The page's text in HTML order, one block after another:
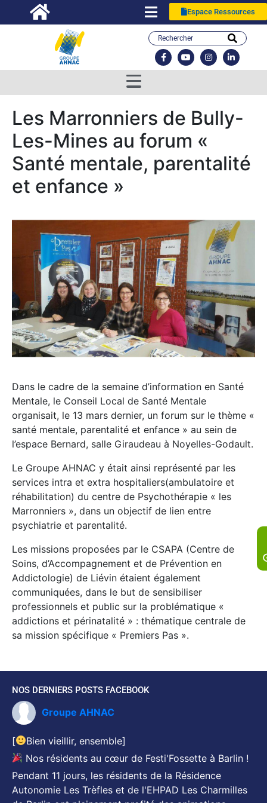
Espace Ressources
Les Marronniers de Bully-
Les-Mines au forum «
Santé mentale, parentalité
et enfance »
Dans le cadre de la semaine d’information en Santé
Mentale, le Conseil Local de Santé Mentale
organisait, le 13 mars dernier, un forum sur le thème «
santé mentale, parentalité et enfance » au sein de
l’espace Bernard, salle Giraudeau à Noyelles-Godault.
Le Groupe AHNAC y était ainsi représenté par les
services intra et extra hospitaliers(ambulatoire et
réhabilitation) du centre de Psychothérapie « les
Marronniers », dans un objectif de lien entre
psychiatrie et parentalité.
Les missions proposées par le CSAPA (Centre de
Soins, d’Accompagnement et de Prévention en
Addictologie) de Liévin étaient également
communiquées, dans le but de sensibiliser
professionnels et public sur la problématique «
addictions et périnatalité » : thématique centrale de
sa mission spécifique « Premiers Pas ».
NOS DERNIERS POSTS FACEBOOK
Groupe AHNAC
[
Bien vieillir, ensemble]
Nos résidents au cœur de Festi'Fossette à Barlin !
Pendant 11 jours, les résidents de la Résidence
Autonomie Les Trèfles et de l'EHPAD Les Charmilles